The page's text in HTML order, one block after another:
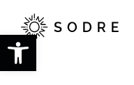
Abrir barra
contenido
principal